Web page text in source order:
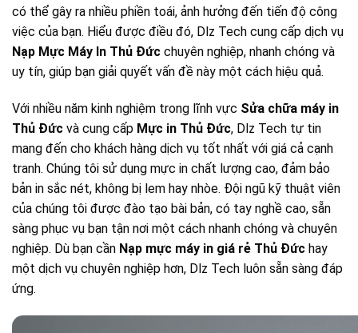
có thể gây ra nhiều phiền toái, ảnh hưởng đến tiến độ công
việc của bạn. Hiểu được điều đó, Dlz Tech cung cấp dịch vụ
Nạp Mực Máy In Thủ Đức chuyên nghiệp, nhanh chóng và
uy tín, giúp bạn giải quyết vấn đề này một cách hiệu quả.
Với nhiều năm kinh nghiệm trong lĩnh vực Sửa chữa máy in
Thủ Đức và cung cấp Mực in Thủ Đức, Dlz Tech tự tin
mang đến cho khách hàng dịch vụ tốt nhất với giá cả cạnh
tranh. Chúng tôi sử dụng mực in chất lượng cao, đảm bảo
bản in sắc nét, không bị lem hay nhòe. Đội ngũ kỹ thuật viên
của chúng tôi được đào tạo bài bản, có tay nghề cao, sẵn
sàng phục vụ bạn tận nơi một cách nhanh chóng và chuyên
nghiệp. Dù bạn cần Nạp mực máy in giá rẻ Thủ Đức hay
một dịch vụ chuyên nghiệp hơn, Dlz Tech luôn sẵn sàng đáp
ứng.